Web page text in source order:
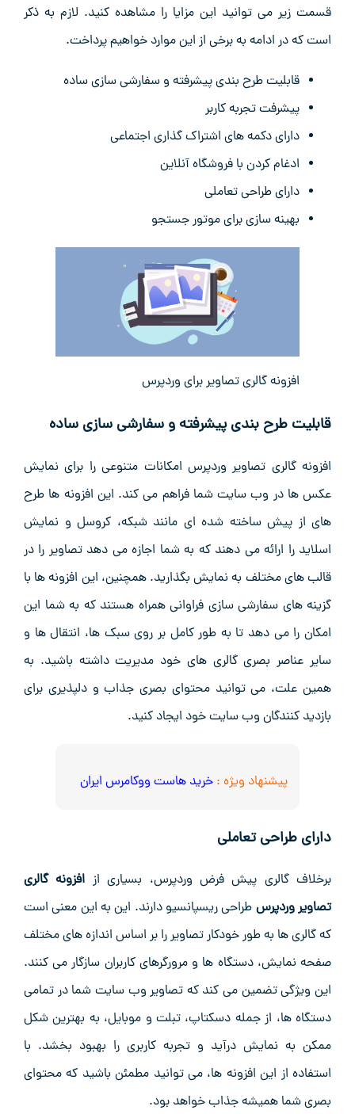
قسمت زیر می توانید این مزایا را مشاهده کنید. لازم به ذکر
است که در ادامه به برخی از این موارد خواهیم پرداخت.
قابلیت طرح بندی پیشرفته و سفارشی سازی ساده
پیشرفت تجربه کاربر
دارای دکمه های اشتراک گذاری اجتماعی
ادغام کردن با فروشگاه آنلاین
دارای طراحی تعاملی
بهینه سازی برای موتور جستجو
افزونه گالری تصاویر برای وردپرس
قابلیت طرح بندی پیشرفته و سفارشی سازی ساده
افزونه گالری تصاویر وردپرس امکانات متنوعی را برای نمایش
عکس‌ ها در وب‌ سایت شما فراهم می‌ کند. این افزونه‌ ها طرح
‌های از پیش ساخته‌ شده ‌ای مانند شبکه، کروسل و نمایش
اسلاید را ارائه می‌ دهند که به شما اجازه می ‌دهد تصاویر را در
قالب ‌های مختلف به نمایش بگذارید. همچنین، این افزونه‌ ها با
گزینه ‌های سفارشی‌ سازی فراوانی همراه هستند که به شما این
امکان را می ‌دهد تا به ‌طور کامل بر روی سبک ‌ها، انتقال‌ ها و
سایر عناصر بصری گالری ‌های خود مدیریت داشته باشید. به
همین علت، می ‌توانید محتوای بصری جذاب و دلپذیری برای
بازدید کنندگان وب‌ سایت خود ایجاد کنید.
پیشنهاد ویژه : خرید هاست ووکامرس ایران
دارای طراحی تعاملی
برخلاف گالری پیش‌ فرض وردپرس، بسیاری از افزونه گالری
تصاویر وردپرس طراحی ریسپانسیو دارند. این به این معنی است
که گالری‌ ها به ‌طور خودکار تصاویر را بر اساس اندازه‌ های مختلف
صفحه ‌نمایش، دستگاه ‌ها و مرورگرهای کاربران سازگار می‌ کنند.
این ویژگی تضمین می‌ کند که تصاویر وب ‌سایت شما در تمامی
دستگاه ‌ها، از جمله دسکتاپ، تبلت و موبایل، به بهترین شکل
ممکن به نمایش درآید و تجربه کاربری را بهبود بخشد. با
استفاده از این افزونه‌ ها، می ‌توانید مطمئن باشید که محتوای
بصری شما همیشه جذاب خواهد بود.